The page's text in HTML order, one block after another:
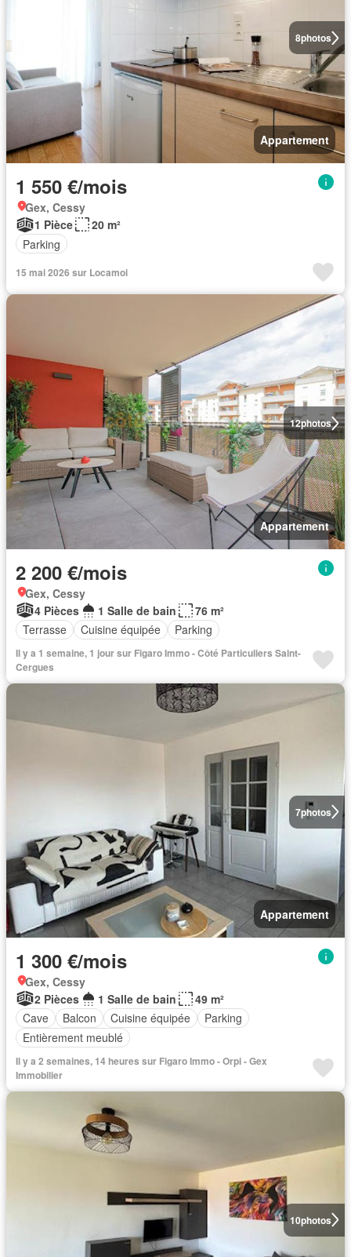
8photos
Appartement
1 550 €/mois
Gex, Cessy
1 Pièce
20 m²
Parking
15 mai 2026 sur Locamoi
12photos
Appartement
2 200 €/mois
Gex, Cessy
4 Pièces
1 Salle de bain
76 m²
Terrasse
Cuisine équipée Parking
Il y a 1 semaine, 1 jour sur Figaro Immo - Côté Particuliers Saint-
Cergues
7photos
Appartement
1 300 €/mois
Gex, Cessy
2 Pièces
1 Salle de bain
49 m²
Cave
Balcon Cuisine équipée
Parking
Entièrement meublé
Il y a 2 semaines, 14 heures sur Figaro Immo - Orpi - Gex
Immobilier
10photos